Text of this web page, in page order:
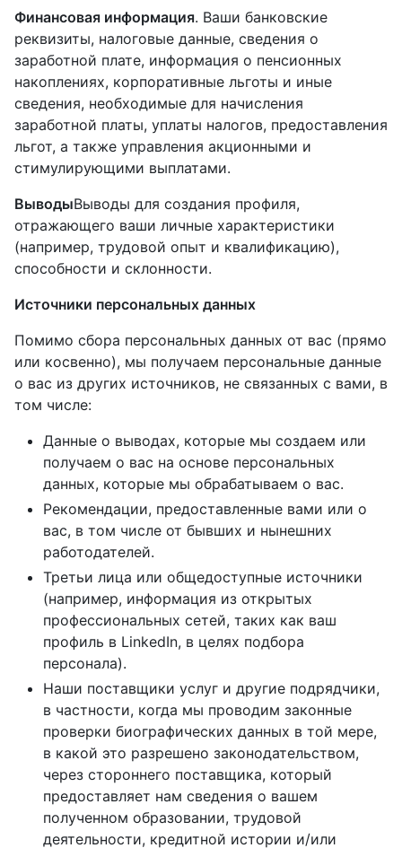
Финансовая информация. Ваши банковские
реквизиты, налоговые данные, сведения о
заработной плате, информация о пенсионных
накоплениях, корпоративные льготы и иные
сведения, необходимые для начисления
заработной платы, уплаты налогов, предоставления
льгот, а также управления акционными и
стимулирующими выплатами.
ВыводыВыводы для создания профиля,
отражающего ваши личные характеристики
(например, трудовой опыт и квалификацию),
способности и склонности.
Источники персональных данных
Помимо сбора персональных данных от вас (прямо
или косвенно), мы получаем персональные данные
о вас из других источников, не связанных с вами, в
том числе:
Данные о выводах, которые мы создаем или
получаем о вас на основе персональных
данных, которые мы обрабатываем о вас.
Рекомендации, предоставленные вами или о
вас, в том числе от бывших и нынешних
работодателей.
Третьи лица или общедоступные источники
(например, информация из открытых
профессиональных сетей, таких как ваш
профиль в LinkedIn, в целях подбора
персонала).
Наши поставщики услуг и другие подрядчики,
в частности, когда мы проводим законные
проверки биографических данных в той мере,
в какой это разрешено законодательством,
через стороннего поставщика, который
предоставляет нам сведения о вашем
полученном образовании, трудовой
деятельности, кредитной истории и/или